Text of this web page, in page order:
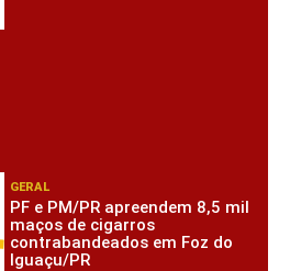
GERAL
PF e PM/PR apreendem 8,5 mil
maços de cigarros
contrabandeados em Foz do
Iguaçu/PR